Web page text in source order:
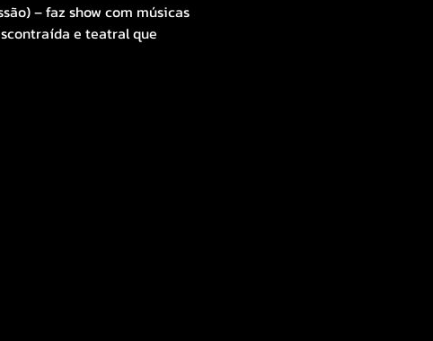
– faz show com músicas
e teatral que